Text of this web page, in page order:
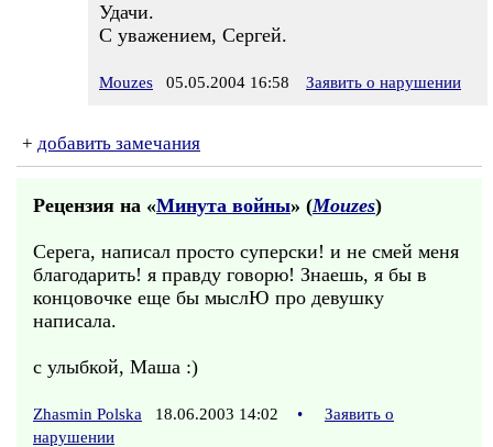
Удачи.
С уважением, Сергей.
Mouzes 05.05.2004 16:58 Заявить о нарушении
+ добавить замечания
Рецензия на «Минута войны» (Mouzes)
Серега, написал просто суперски! и не смей меня
благодарить! я правду говорю! Знаешь, я бы в
концовочке еще бы мыслЮ про девушку
написала.
с улыбкой, Маша :)
Zhasmin Polska 18.06.2003 14:02 •
Заявить о
нарушении